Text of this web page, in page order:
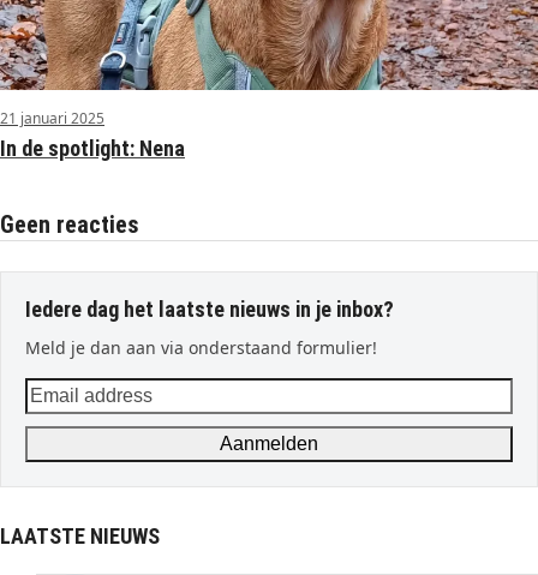
21 januari 2025
In de spotlight: Nena
Geen reacties
Iedere dag het laatste nieuws in je inbox?
Meld je dan aan via onderstaand formulier!
Email
address
Aanmelden
LAATSTE NIEUWS